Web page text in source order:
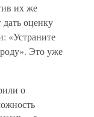
их же
оценку
«Устраните
Это уже
о